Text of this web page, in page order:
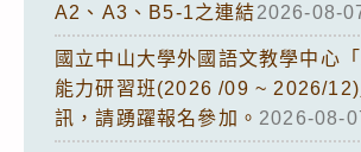
A2、A3、B5-1之連結2026-08-
國立中山大學外國語文教學中心
能力研習班(2026 /09 ~ 2026/12)
訊，請踴躍報名參加。 2026-08-